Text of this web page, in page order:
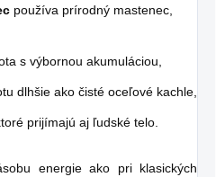
používa prírodný mastenec,
s výbornou akumuláciou,
dlhšie ako čisté oceľové kachle,
prijímajú aj ľudské telo.
energie ako pri klasických